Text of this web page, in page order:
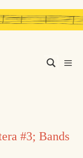
#3; Bands